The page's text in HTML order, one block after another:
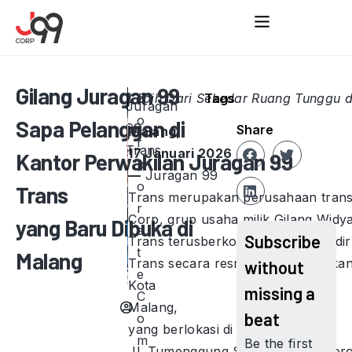
Gilang Juragan 99
Sapa Pelanggan di
Kantor Perwakilan Juragan 99
Trans
yang Baru Dibuka di
Malang
C
o
r
p
o
r
a
t
e
C
o
m
Juragan
99
Trans
Lebih Dari Sekedar Ruang
Malang,
17 Januari 2026
—Juragan 99
Trans merupakan perusahaan
Corp, grup usaha milik Gilang
Trans terusberkomitmen
Trans secara resmi meresmikan
Kota
Malang,
yang berlokasi di
Tags
Subscribe
without
missing a
beat
Be the first
Share